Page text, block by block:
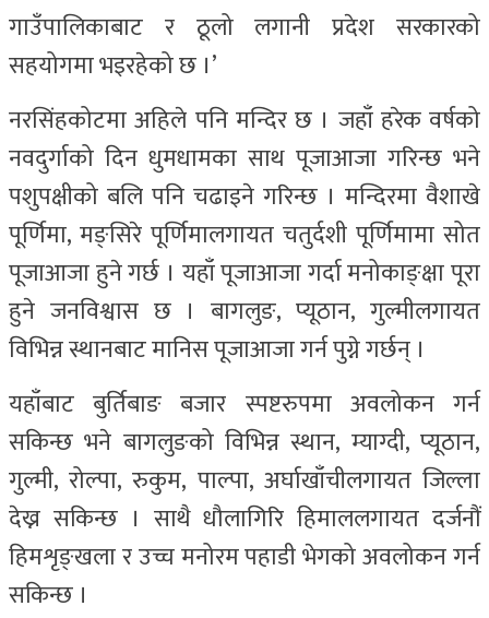
गाउँपालिकाबाट र ठूलो लगानी प्रदेश सरकारको
सहयोगमा भइरहेको छ ।’
नरसिंहकोटमा अहिले पनि मन्दिर छ । जहाँ हरेक वर्षको
नवदुर्गाको दिन धुमधामका साथ पूजाआजा गरिन्छ भने
पशुपक्षीको बलि पनि चढाइने गरिन्छ । मन्दिरमा वैशाखे
पूर्णिमा, मङ्सिरे पूर्णिमालगायत चतुर्दशी पूर्णिमामा सोत
पूजाआजा हुने गर्छ । यहाँ पूजाआजा गर्दा मनोकाङ्क्षा पूरा
हुने जनविश्वास छ । बागलुङ, प्यूठान, गुल्मीलगायत
विभिन्न स्थानबाट मानिस पूजाआजा गर्न पुग्ने गर्छन् ।
यहाँबाट बुर्तिबाङ बजार स्पष्टरुपमा अवलोकन गर्न
सकिन्छ भने बागलुङको विभिन्न स्थान, म्याग्दी, प्यूठान,
गुल्मी, रोल्पा, रुकुम, पाल्पा, अर्घाखाँचीलगायत जिल्ला
देख्न सकिन्छ । साथै धौलागिरि हिमाललगायत दर्जनौं
हिमशृङ्खला र उच्च मनोरम पहाडी भेगको अवलोकन गर्न
सकिन्छ ।